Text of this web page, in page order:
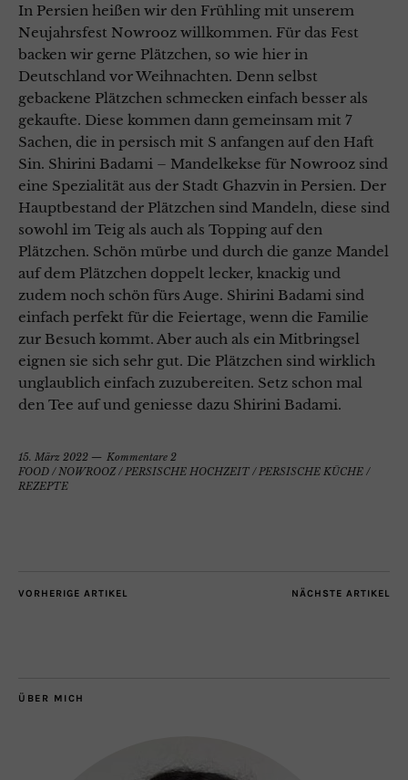
In Persien heißen wir den Frühling mit unserem
Neujahrsfest Nowrooz willkommen. Für das Fest
backen wir gerne Plätzchen, so wie hier in
Deutschland vor Weihnachten. Denn selbst
gebackene Plätzchen schmecken einfach besser als
gekaufte. Diese kommen dann gemeinsam mit 7
Sachen, die in persisch mit S anfangen auf den Haft
Sin. Shirini Badami – Mandelkekse für Nowrooz sind
eine Spezialität aus der Stadt Ghazvin in Persien. Der
Hauptbestand der Plätzchen sind Mandeln, diese sind
sowohl im Teig als auch als Topping auf den
Plätzchen. Schön mürbe und durch die ganze Mandel
auf dem Plätzchen doppelt lecker, knackig und
zudem noch schön fürs Auge. Shirini Badami sind
einfach perfekt für die Feiertage, wenn die Familie
zur Besuch kommt. Aber auch als ein Mitbringsel
eignen sie sich sehr gut. Die Plätzchen sind wirklich
unglaublich einfach zuzubereiten. Setz schon mal
den Tee auf und geniesse dazu Shirini Badami.
15. März 2022
Kommentare 2
FOOD / NOWROOZ/ PERSISCHE HOCHZEIT / PERSISCHE KÜCHE /
REZEPTE
VORHERIGE ARTIKEL NÄCHSTE ARTIKEL
ÜBER MICH